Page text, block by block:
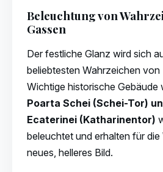
Beleuchtung von
Gassen
Der festliche Glanz wird sich
beliebtesten Wahrzeichen
Wichtige historische Gebäude
Poarta Schei (Schei-Tor)
Ecaterinei (Katharinentor)
beleuchtet und erhalten für
neues, helleres Bild.